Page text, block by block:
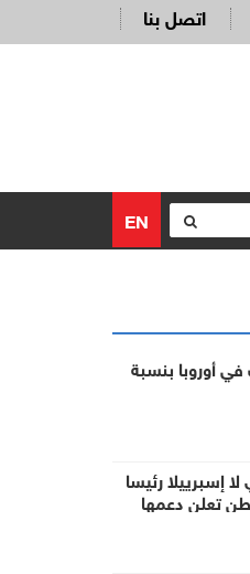
اتصل بنا
EN
أوروبا بنسبة
إسبرييلا رئيسا
تعلن دعمها